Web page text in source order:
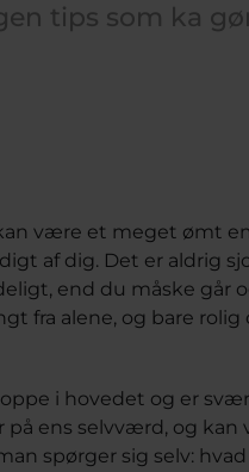
tips som ka
være et meget ømt
af dig. Det er aldrig
end du måske går
fra alene, og bare
i hovedet og er
på ens selvværd, og
spørger sig selv: